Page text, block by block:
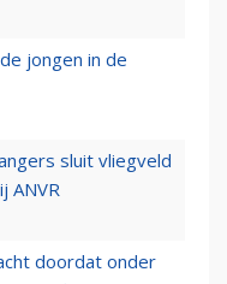
jongen in de
sluit vliegveld
ANVR
doordat onder